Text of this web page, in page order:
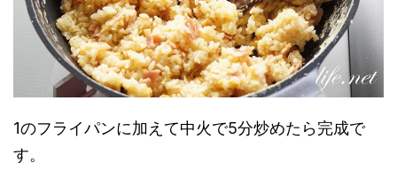
1のフライパンに加えて中火で5分炒めたら完成で
す。